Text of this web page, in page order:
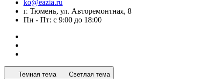
ko@eazia.ru
г. Тюмень, ул. Авторемонтная, 8
Пн - Пт: с 9:00 до 18:00
Темная тема Светлая тема